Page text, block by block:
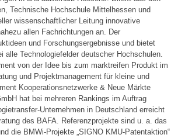
Technische Hochschule Mittelhessen und
wissenschaftlicher Leitung innovative
allen Fachrichtungen an. Der
und Forschungsergebnisse und bietet
Technologiefelder deutscher Hochschulen.
von der Idee bis zum marktreifen Produkt im
und Projektmanagement für kleine und
Kooperationsnetzwerke & Neue Märkte
hat bei mehreren Rankings im Auftrag
Unternehmen in Deutschland erreicht
des BAFA. Referenzprojekte sind u. a. das
die BMWi-Projekte „SIGNO KMU-Patentaktion“